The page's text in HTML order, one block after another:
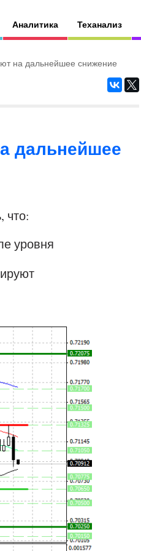
Аналитика Теханализ
на дальнейшее снижение
дальнейшее
что:
уровня